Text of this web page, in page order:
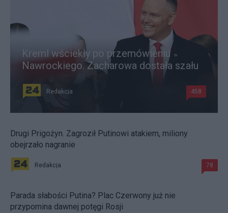
Kreml wściekły po przemówieniu
Nawrockiego. Zacharowa dostała szału
Redakcja 458
Drugi Prigożyn. Zagroził Putinowi atakiem, miliony
obejrzało nagranie
Redakcja 78
Parada słabości Putina? Plac Czerwony już nie
przypomina dawnej potęgi Rosji